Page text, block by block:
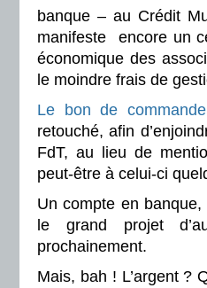
banque – au Crédit
manifeste encore un
économique des
le moindre frais de
Le bon de
retouché, afin
FdT, au lieu de
peut-être à celui-ci
Un compte en
le grand projet
prochainement.
Mais, bah ! L’argent ?